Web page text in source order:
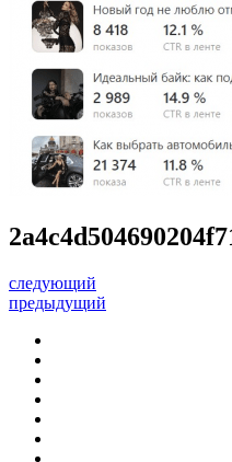
следующий
предыдущий